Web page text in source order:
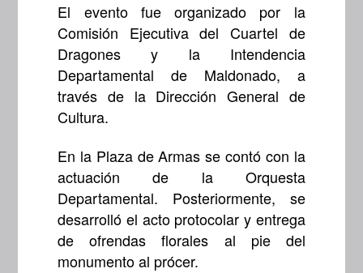
El evento fue organizado por la
Comisión Ejecutiva del Cuartel de
Dragones y la Intendencia
Departamental de Maldonado, a
través de la Dirección General de
Cultura.
En la Plaza de Armas se contó con la
actuación de la Orquesta
Departamental. Posteriormente, se
desarrolló el acto protocolar y entrega
de ofrendas florales al pie del
monumento al prócer.